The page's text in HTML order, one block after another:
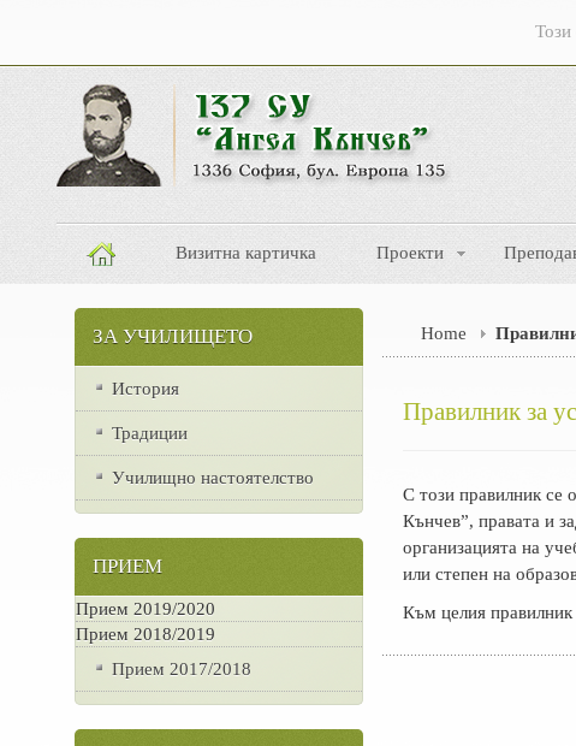
Този
Визитна картичка Проекти
Home
Правилник за
С този правилник се
Кънчев”, правата и
организацията на
или степен на
Към целия правилник
ЗА УЧИЛИЩЕТО
История
Традиции
Училищно настоятелство
ПРИЕМ
Прием 2019/2020
Прием 2018/2019
Прием 2017/2018